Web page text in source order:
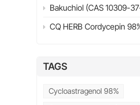
Bakuchiol (CAS 10309-37-2): Der ultimative Leitfaden zu Nutzen, Anwendungen,
CQ HERB Cordycepin 98% Lieferant & Hersteller |
TAGS
Cycloastragenol 98%